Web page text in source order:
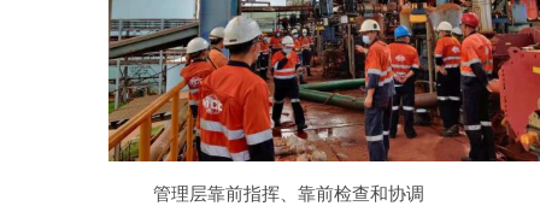
管理层靠前指挥、靠前检查和协调